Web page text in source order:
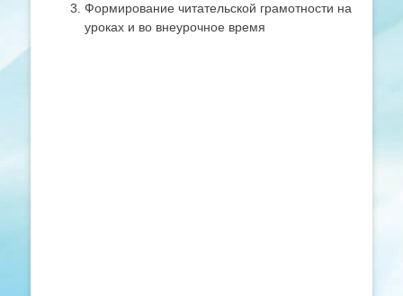
Формирование читательской грамотности на
уроках и во внеурочное время